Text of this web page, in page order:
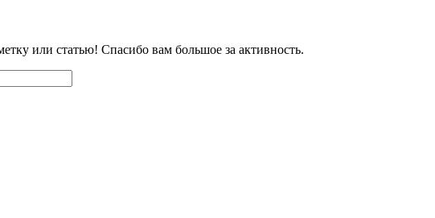
или статью! Спасибо вам большое за активность.